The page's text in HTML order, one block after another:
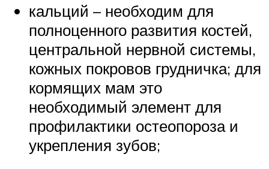
кальций – необходим для
полноценного развития костей,
центральной нервной системы,
кожных покровов грудничка; для
кормящих мам это
необходимый элемент для
профилактики остеопороза и
укрепления зубов;